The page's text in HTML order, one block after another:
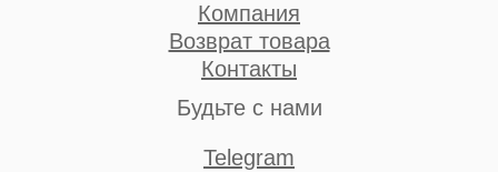
Компания
Возврат товара
Контакты
Будьте с нами
Telegram